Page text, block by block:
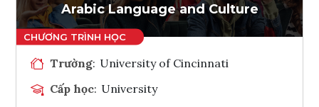
Arabic Language and Culture
Trường: University of Cincinnati
Cấp học: University